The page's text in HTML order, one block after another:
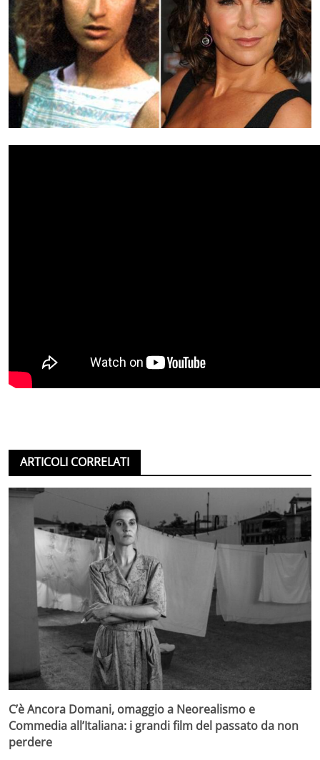
ARTICOLI CORRELATI
C’è Ancora Domani, omaggio a Neorealismo e
Commedia all’Italiana: i grandi film del passato da non
perdere